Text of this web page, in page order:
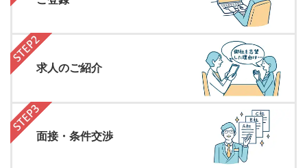
求人のご紹介
面接・条件交渉